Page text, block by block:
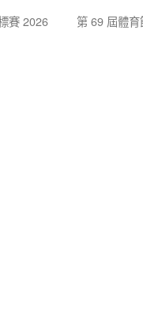
賽 2026 第 69 屆體